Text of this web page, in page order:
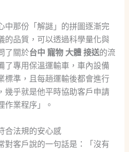
中那份「解謎」的拼圖逐漸完
品質，可以透過科學量化與
了關於台中 寵物 大體 接送的流
專用保溫運輸車，車內設備
標準，且每趟運輸後都會進行
幾乎就是他平時協助客戶申請
作業程序」。
合法規的安心感
對客戶說的一句話是：「沒有